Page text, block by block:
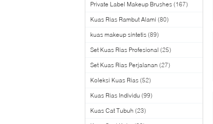
Private Label Makeup Brushes (167)
Kuas Rias Rambut Alami (80)
kuas makeup sintetis (89)
Set Kuas Rias Profesional (25)
Set Kuas Rias Perjalanan (27)
Koleksi Kuas Rias (52)
Kuas Rias Individu (99)
Kuas Cat Tubuh (23)